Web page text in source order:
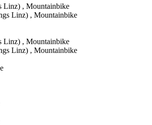
Linz) , Mountainbike
Linz) , Mountainbike